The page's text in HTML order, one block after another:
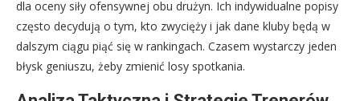
dla oceny siły ofensywnej obu drużyn. Ich indywidualne popisy
często decydują o tym, kto zwycięży i jak dane kluby będą w
dalszym ciągu piąć się w rankingach. Czasem wystarczy jeden
błysk geniuszu, żeby zmienić losy spotkania.